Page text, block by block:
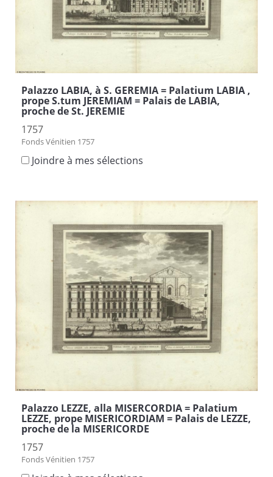
Palazzo LABIA, à S. GEREMIA = Palatium LABIA ,
prope S.tum JEREMIAM = Palais de LABIA,
proche de St. JEREMIE
1757
Fonds Vénitien 1757
Joindre à mes sélections
Palazzo LEZZE, alla MISERCORDIA = Palatium
LEZZE, prope MISERICORDIAM = Palais de LEZZE,
proche de la MISERICORDE
1757
Fonds Vénitien 1757